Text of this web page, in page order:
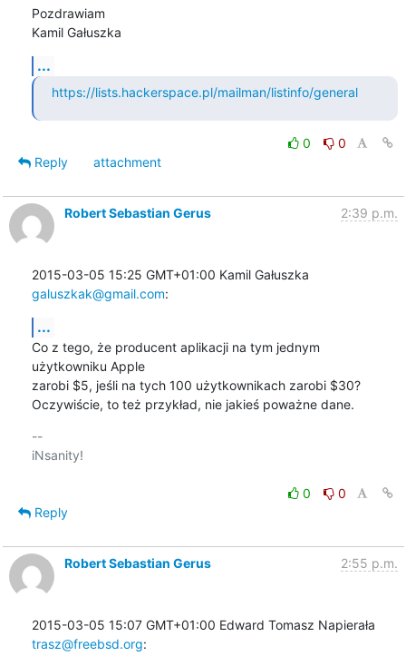
Pozdrawiam
Kamil Gałuszka
...
https://lists.hackerspace.pl/mailman/listinfo/general
0
0
Reply
attachment
Robert Sebastian Gerus 2:39 p.m.
galuszkak@gmail.com:
...
Co z tego, że producent aplikacji na tym jednym
użytkowniku Apple
zarobi $5, jeśli na tych 100 użytkownikach zarobi $30?
Oczywiście, to też przykład, nie jakieś poważne dane.
--
iNsanity!
0
0
Reply
Robert Sebastian Gerus 2:55 p.m.
trasz@freebsd.org: